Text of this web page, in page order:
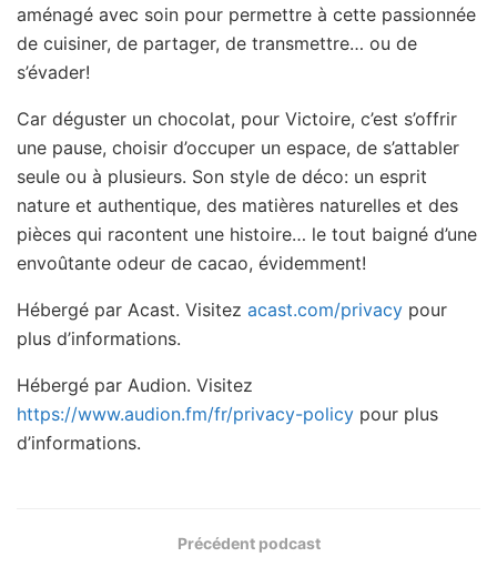
aménagé avec soin pour permettre à cette passionnée
de cuisiner, de partager, de transmettre… ou de
s’évader!
Car déguster un chocolat, pour Victoire, c’est s’offrir
une pause, choisir d’occuper un espace, de s’attabler
seule ou à plusieurs. Son style de déco: un esprit
nature et authentique, des matières naturelles et des
pièces qui racontent une histoire… le tout baigné d’une
envoûtante odeur de cacao, évidemment!
Hébergé par Acast. Visitez acast.com/privacy pour
plus d’informations.
Hébergé par Audion. Visitez
https://www.audion.fm/fr/privacy-policy pour plus
d’informations.
Précédent podcast